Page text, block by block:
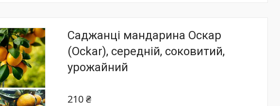
Саджанці мандарина Оскар
(Ockar), середній, соковитий,
урожайний
210 ₴